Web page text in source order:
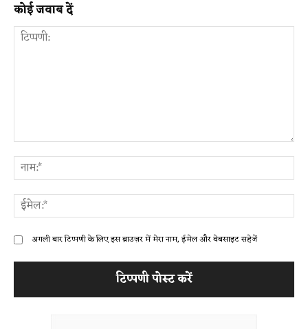
कोई जवाब दें
अगली बार टिप्पणी के लिए इस ब्राउज़र में मेरा नाम, ईमेल और वेबसाइट सहेजें